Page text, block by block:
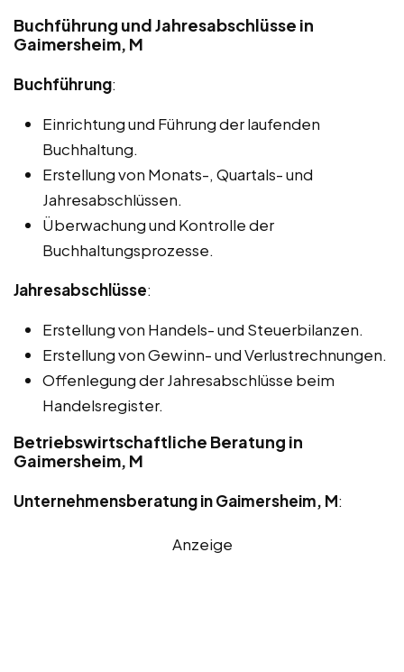
Buchführung und Jahresabschlüsse in
Gaimersheim, M
Buchführung:
Einrichtung und Führung der laufenden
Buchhaltung.
Erstellung von Monats-, Quartals- und
Jahresabschlüssen.
Überwachung und Kontrolle der
Buchhaltungsprozesse.
Jahresabschlüsse:
Erstellung von Handels- und Steuerbilanzen.
Erstellung von Gewinn- und Verlustrechnungen.
Offenlegung der Jahresabschlüsse beim
Handelsregister.
Betriebswirtschaftliche Beratung in
Gaimersheim, M
Unternehmensberatung in Gaimersheim, M:
Anzeige